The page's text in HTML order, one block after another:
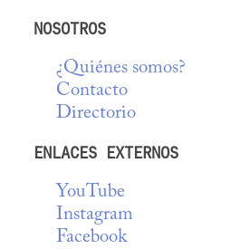
NOSOTROS
¿Quiénes somos?
Contacto
Directorio
ENLACES EXTERNOS
YouTube
Instagram
Facebook